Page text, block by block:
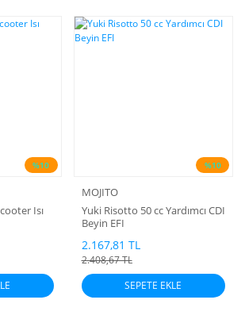
%10
Isı
%10
MOJITO
Yuki Risotto 50 cc Yardımcı CDI
Beyin EFI
2.167,81 TL
2.408,67 TL
SEPETE EKLE